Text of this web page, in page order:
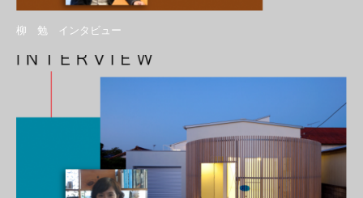
柳 勉 インタビュー